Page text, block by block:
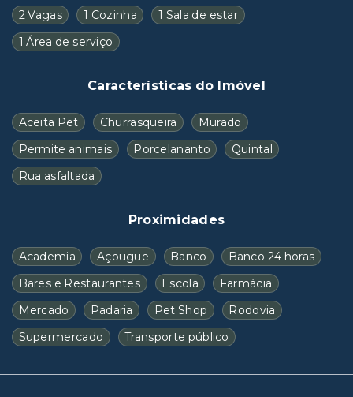
2 Vagas
1 Cozinha
1 Sala de estar
1 Área de serviço
Características do Imóvel
Aceita Pet Churrasqueira
Murado
Permite animais
Porcelananto
Quintal
Rua asfaltada
Proximidades
Academia Açougue Banco
Banco 24 horas
Bares e Restaurantes
Escola
Farmácia
Mercado
Padaria Pet Shop
Rodovia
Supermercado
Transporte público